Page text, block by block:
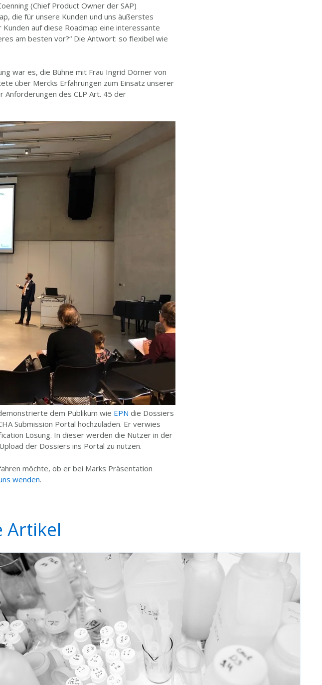
(Chief Product Owner der SAP)
die für unsere Kunden und uns äußerstes
auf diese Roadmap eine interessante
am besten vor?“ Die Antwort: so flexibel wie
war es, die Bühne mit Frau Ingrid Dörner von
über Mercks Erfahrungen zum Einsatz unserer
Anforderungen des CLP Art. 45 der
dem Publikum wie EPN die Dossiers
Submission Portal hochzuladen. Er verwies
Lösung. In dieser werden die Nutzer in der
der Dossiers ins Portal zu nutzen.
möchte, ob er bei Marks Präsentation
wenden.
Artikel